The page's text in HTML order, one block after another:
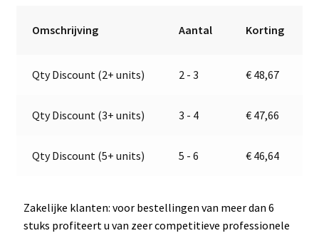
06065
t
v
Omschrijving Aantal Korting
Qty Discount (2+ units) 2 - 3 € 48,67
Qty Discount (3+ units) 3 - 4 € 47,66
Qty Discount (5+ units) 5 - 6 € 46,64
Zakelijke klanten: voor bestellingen van meer dan 6
stuks profiteert u van zeer competitieve professionele